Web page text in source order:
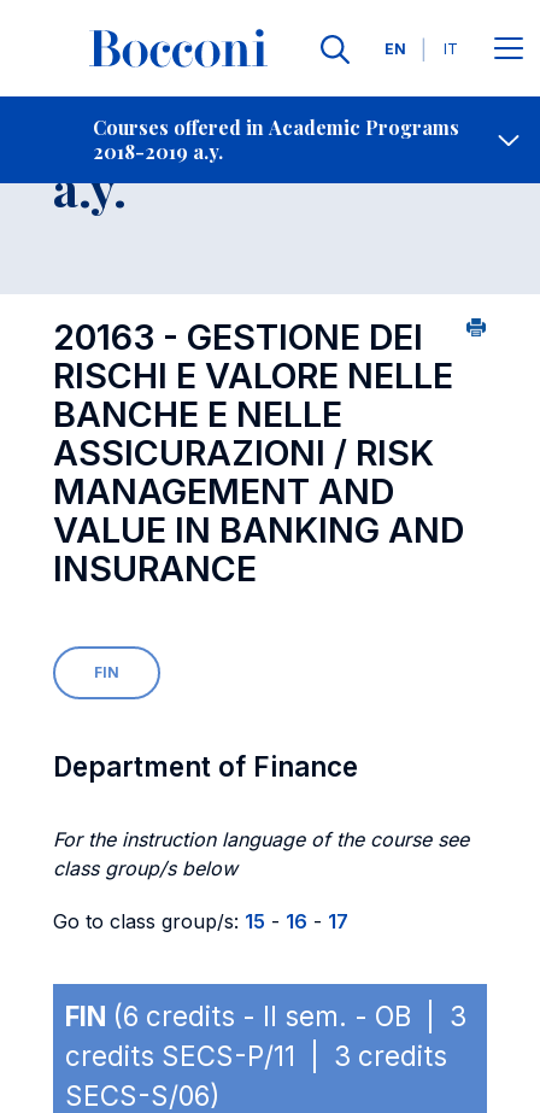
Languages
EN IT
Courses offered in Academic Programs
2018-2019 a.y.
Contact Us
Course 2018-2019
a.y.
20163 - GESTIONE DEI
RISCHI E VALORE NELLE
BANCHE E NELLE
ASSICURAZIONI / RISK
MANAGEMENT AND
VALUE IN BANKING AND
INSURANCE
FIN
Department of Finance
For the instruction language of the course see
class group/s below
Go to class group/s: 15 - 16 - 17
FIN (6 credits - II sem. - OB | 3
credits SECS-P/11 | 3 credits
SECS-S/06)